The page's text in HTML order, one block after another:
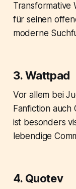
Transformative
für seinen
moderne
3. Wattpad
Vor allem bei
Fanfiction auch
ist besonders
lebendige
4. Quotev